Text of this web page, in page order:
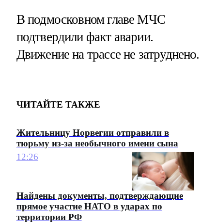
В подмосковном главе МЧС
подтвердили факт аварии.
Движение на трассе не затруднено.
ЧИТАЙТЕ ТАКЖЕ
Жительницу Норвегии отправили в
тюрьму из-за необычного имени сына
12:26
Найдены документы, подтверждающие
прямое участие НАТО в ударах по
территории РФ